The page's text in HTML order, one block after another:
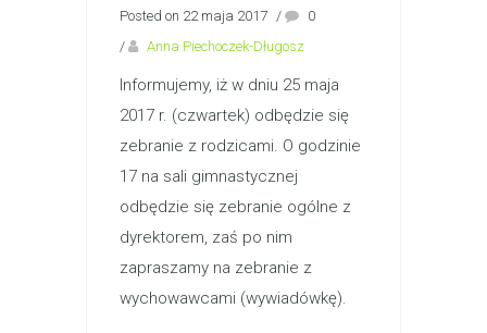
Posted on 22 maja 2017 /
0
/
Anna Piechoczek-Długosz
Informujemy, iż w dniu 25 maja
2017 r. (czwartek) odbędzie się
zebranie z rodzicami. O godzinie
17 na sali gimnastycznej
odbędzie się zebranie ogólne z
dyrektorem, zaś po nim
zapraszamy na zebranie z
wychowawcami (wywiadówkę).